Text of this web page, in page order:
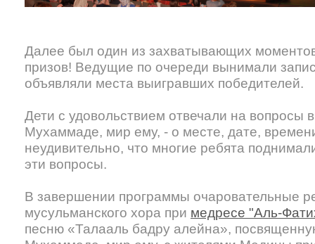
Далее был один из захватывающих
призов! Ведущие по очереди вынимали
объявляли места выигравших победителей.
Дети с удовольствием отвечали на вопросы
Мухаммаде, мир ему, - о месте, дате,
неудивительно, что многие ребята
эти вопросы.
В завершении программы очаровательные
мусульманского хора при медресе "Аль-
песню «Талааль бадру алейна»,